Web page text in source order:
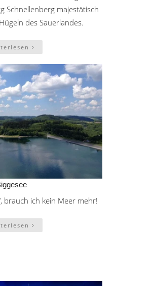
Schnellenberg majestätisch
des Sauerlandes.
brauch ich kein Meer mehr!